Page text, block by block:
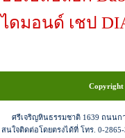
ไดมอนด์ เชป
Copyright
ศรีเจริญหินธรรมชาติ 1639 ถนนก
สนใจติดต่อโดยตรงได้ที่ โทร. 0-2865-